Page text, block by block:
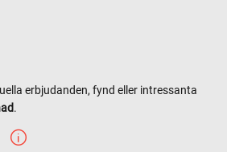
erbjudanden, fynd eller intressanta
.